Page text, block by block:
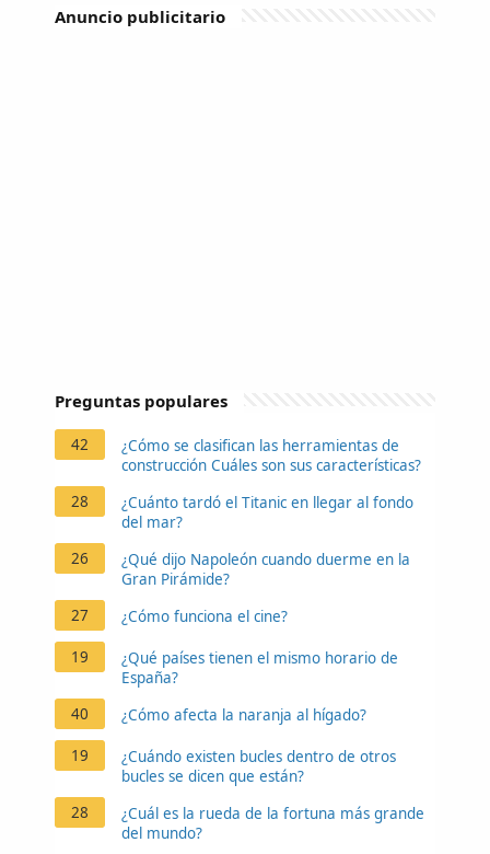
Anuncio publicitario
Preguntas populares
42
¿Cómo se clasifican las herramientas de
construcción Cuáles son sus características?
28
¿Cuánto tardó el Titanic en llegar al fondo
del mar?
26
¿Qué dijo Napoleón cuando duerme en la
Gran Pirámide?
27
¿Cómo funciona el cine?
19
¿Qué países tienen el mismo horario de
España?
40
¿Cómo afecta la naranja al hígado?
19
¿Cuándo existen bucles dentro de otros
bucles se dicen que están?
28
¿Cuál es la rueda de la fortuna más grande
del mundo?